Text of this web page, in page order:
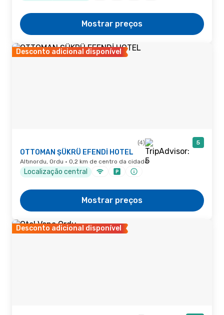
Mostrar preços
Desconto adicional disponível
(4) 5
OTTOMAN ŞÜKRÜ EFENDİ HOTEL
Altınordu, Ordu · 0,2 km de centro da cidade
Localização central
Mostrar preços
Desconto adicional disponível